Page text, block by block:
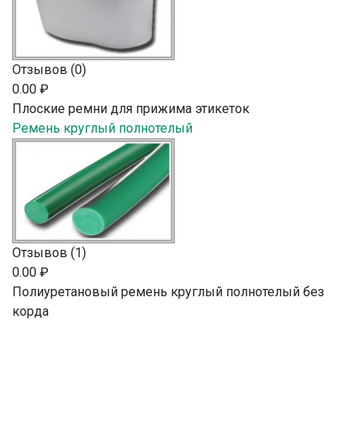
Отзывов (0)
0.00 ₽
Плоские ремни для прижима этикеток
Ремень круглый полнотелый
Отзывов (1)
0.00 ₽
Полиуретановый ремень круглый полнотелый без
корда